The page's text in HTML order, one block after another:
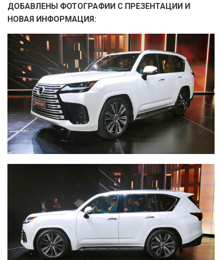
ДОБАВЛЕНЫ ФОТОГРАФИИ С ПРЕЗЕНТАЦИИ И
НОВАЯ ИНФОРМАЦИЯ: